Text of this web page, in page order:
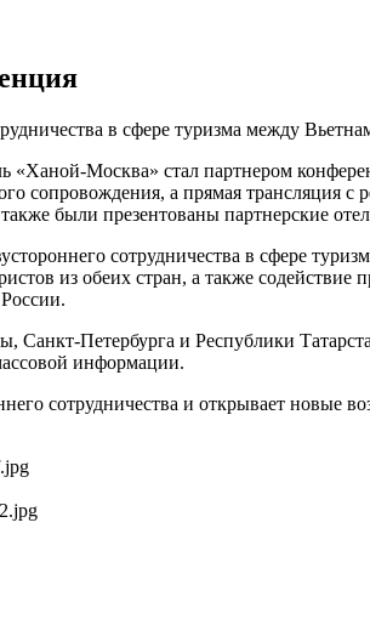
в сфере туризма между
Москва» стал партнером
сопровождения, а прямая трансляция
были презентованы партнерские
сотрудничества в сфере
из обеих стран, а также
Петербурга и Республики
информации.
сотрудничества и открывает новые